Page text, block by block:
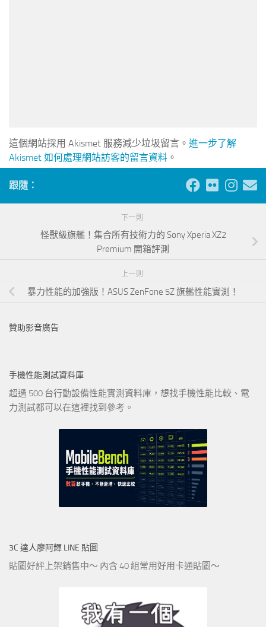
這個網站採用 Akismet 服務減少垃圾留言。 進一步了解
Akismet 如何處理網站訪客的留言資料 。
跟隨：
下一則
怪獸級旗艦！集合所有技術力的 Sony Xperia XZ2
Premium 開箱評測
上一則
暴力性能的加強版！ASUS ZenFone 5Z 旗艦性能實測！
贊助影音廣告
手機性能測試資料庫
超過 500 台行動設備性能實測資料庫，想找手機性能比較、電
力測試都可以在這裡找到參考。
3C 達人廖阿輝 LINE 貼圖
貼圖好評上架銷售中～ 內含 40 組常用好用卡通貼圖～